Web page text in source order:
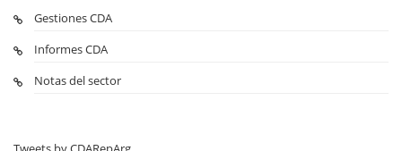
Gestiones CDA
Informes CDA
Notas del sector